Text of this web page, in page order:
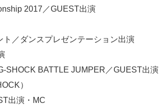
2017／GUEST出演
／ダンスプレゼンテーション出演
SHOCK BATTLE JUMPER／GUEST出演
）
出演・MC